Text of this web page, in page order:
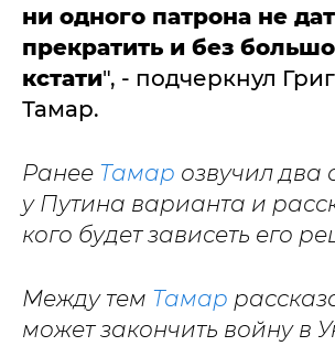
ни одного патрона не
прекратить и без
кстати", - подчеркнул
Тамар.
Ранее Тамар озвучил два
у Путина варианта и
кого будет зависеть его
Между тем Тамар
может закончить войну в